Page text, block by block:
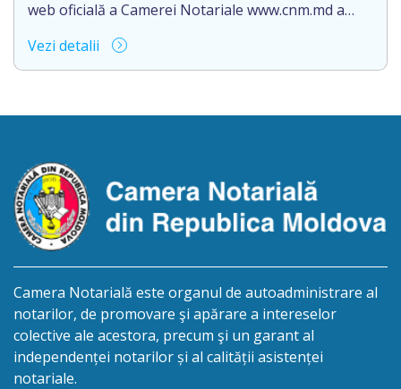
web oficială a Camerei Notariale www.cnm.md a
succesorale cu următorul conţinut: NOTARUL Radu
Iulian, cu sediul biroului la adresa: or.Soroca,
deschiderea procedurii succesorale în urma
născut la 29.11.1971, IDNP- 2002032074837
Eliberarea certificatului […]
Vezi detalii
Camera Notarială este organul de autoadministrare al
notarilor, de promovare şi apărare a intereselor
colective ale acestora, precum şi un garant al
independenței notarilor și al calității asistenței
notariale.